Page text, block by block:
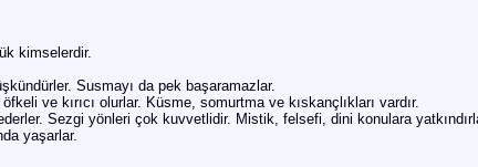
kimselerdir.
Susmayı da pek başaramazlar.
ve kırıcı olurlar. Küsme, somurtma ve kıskançlıkları vardır.
Sezgi yönleri çok kuvvetlidir. Mistik, felsefi, dini konulara
yaşarlar.